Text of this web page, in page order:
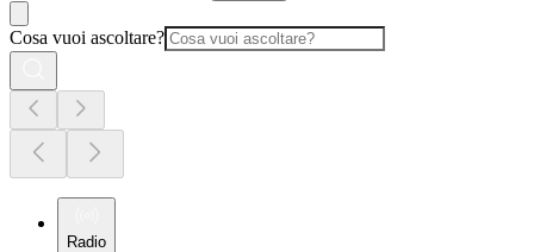
Cosa vuoi ascoltare?
Radio